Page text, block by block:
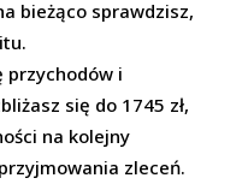
bieżąco sprawdzisz,
przychodów i
się do 1745 zł,
na kolejny
zleceń.